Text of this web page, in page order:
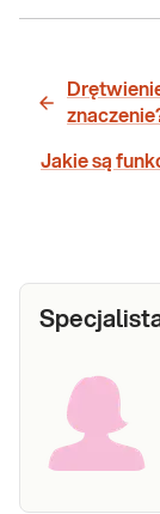
Jakie są